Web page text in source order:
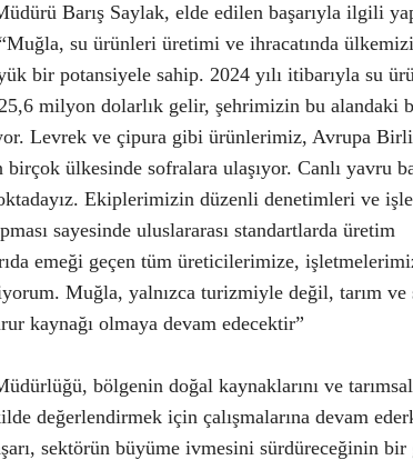
Barış Saylak, elde edilen başarıyla ilgili
su ürünleri üretimi ve ihracatında
bir potansiyele sahip. 2024 yılı itibarıyla su
milyon dolarlık gelir, şehrimizin bu alandaki
Levrek ve çipura gibi ürünlerimiz, Avrupa
birçok ülkesinde sofralara ulaşıyor. Canlı yavru
Ekiplerimizin düzenli denetimleri ve
sayesinde uluslararası standartlarda üretim
emeği geçen tüm üreticilerimize,
Muğla, yalnızca turizmiyle değil, tarım ve
kaynağı olmaya devam edecektir”
bölgenin doğal kaynaklarını ve
değerlendirmek için çalışmalarına devam
sektörün büyüme ivmesini sürdüreceğinin bir